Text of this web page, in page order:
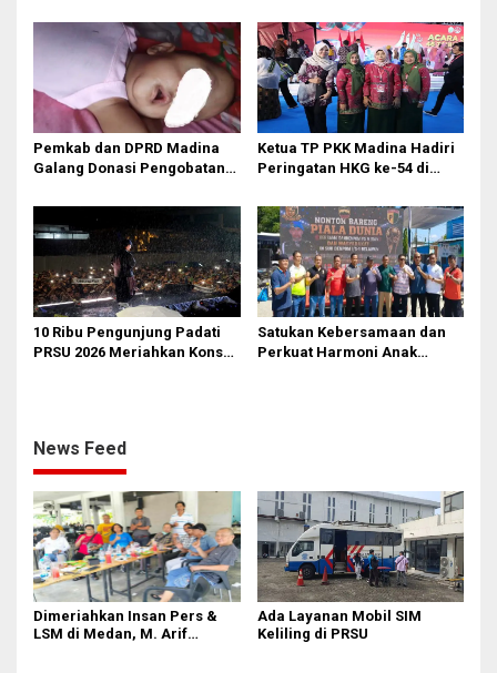
Miladnya
Pemkab dan DPRD Madina
Galang Donasi Pengobatan
Ketua TP PKK Madina Hadiri
Peringatan HKG ke-54 di
10 Ribu Pengunjung Padati
PRSU 2026 Meriahkan Konser
Satukan Kebersamaan dan
Perkuat Harmoni Anak
News Feed
Dimeriahkan Insan Pers &
LSM di Medan, M. Arif
Ada Layanan Mobil SIM
Keliling di PRSU